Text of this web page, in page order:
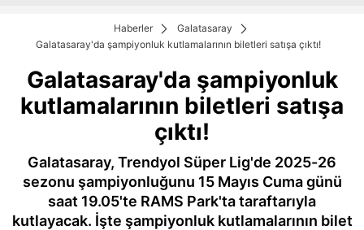
Haberler
Galatasaray
Galatasaray'da şampiyonluk kutlamalarının biletleri satışa çıktı!
Galatasaray'da şampiyonluk
kutlamalarının biletleri satışa
çıktı!
Galatasaray, Trendyol Süper Lig'de 2025-26
sezonu şampiyonluğunu 15 Mayıs Cuma günü
saat 19.05'te RAMS Park'ta taraftarıyla
kutlayacak. İşte şampiyonluk kutlamalarının bilet